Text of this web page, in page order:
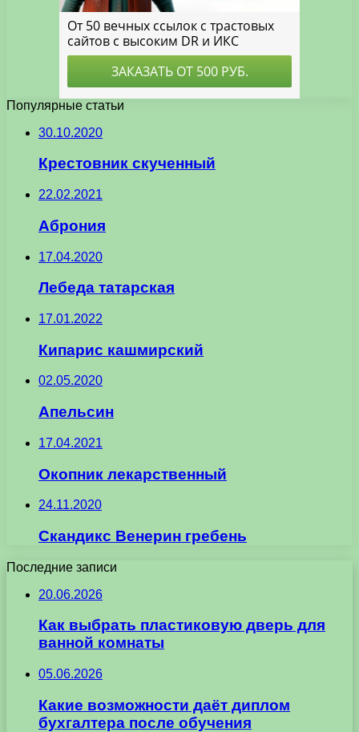
Популярные статьи
30.10.2020
Крестовник скученный
22.02.2021
Аброния
17.04.2020
Лебеда татарская
17.01.2022
Кипарис кашмирский
02.05.2020
Апельсин
17.04.2021
Окопник лекарственный
24.11.2020
Скандикс Венерин гребень
Последние записи
20.06.2026
Как выбрать пластиковую дверь для
ванной комнаты
05.06.2026
Какие возможности даёт диплом
бухгалтера после обучения